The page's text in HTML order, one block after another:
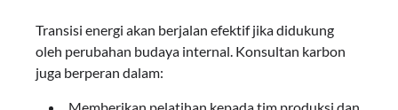
Transisi energi akan berjalan efektif jika didukung
oleh perubahan budaya internal. Konsultan karbon
juga berperan dalam: